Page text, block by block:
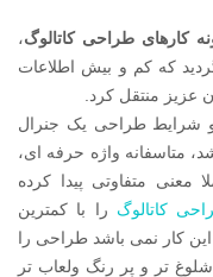
کارهای طراحی کاتالوگ،
که کم و بیش اطلاعات
عزیز منتقل کرد.
و شرایط طراحی یک جنرال
متاسفانه واژه حرفه ای،
معنی متفاوتی پیدا کرده
کاتالوگ را با کمترین
کار نمی باشد طراحی را
تر و پر رنگ ولعاب تر